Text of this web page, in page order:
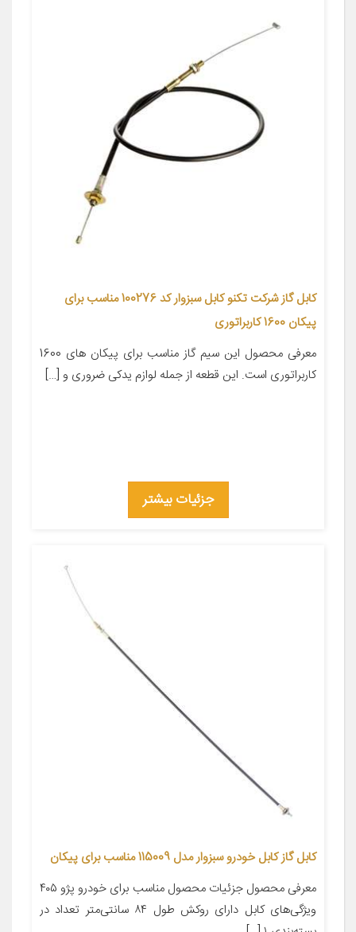
کابل گاز شرکت تکنو کابل سبزوار کد 100276 مناسب برای
پیکان 1600 کاربراتوری
معرفی محصول این سیم گاز مناسب برای پیکان های 1600
کاربراتوری است. این قطعه از جمله لوازم یدکی ضروری و […]
جزئیات بیشتر
کابل گاز کابل خودرو سبزوار مدل 115009 مناسب برای پیکان
معرفی محصول جزئیات محصول مناسب برای خودرو پژو ۴۰۵
ویژگی‌های کابل دارای روکش طول ۸۴ سانتی‌متر تعداد در